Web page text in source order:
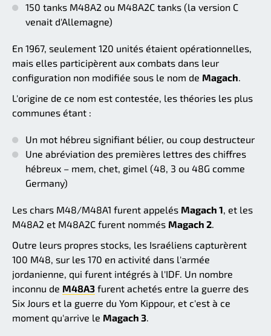
150 tanks M48A2 ou M48A2C tanks (la version C
venait d'Allemagne)
En 1967, seulement 120 unités étaient opérationnelles,
mais elles participèrent aux combats dans leur
configuration non modifiée sous le nom de Magach
L'origine de ce nom est contestée, les théories les plus
communes étant :
Un mot hébreu signifiant bélier, ou coup destructeur
Une abréviation des premières lettres des chiffres
hébreux – mem, chet, gimel (48, 3 ou 48G comme
Germany)
Les chars M48/M48A1 furent appelés Magach 1 , et les
M48A2 et M48A2C furent nommés Magach 2
Outre leurs propres stocks, les Israéliens capturèrent
100 M48, sur les 170 en activité dans l'armée
jordanienne, qui furent intégrés à l'IDF. Un nombre
inconnu de M48A3 furent achetés entre la guerre des
Six Jours et la guerre du Yom Kippour, et c'est à ce
moment qu'arrive le Magach 3